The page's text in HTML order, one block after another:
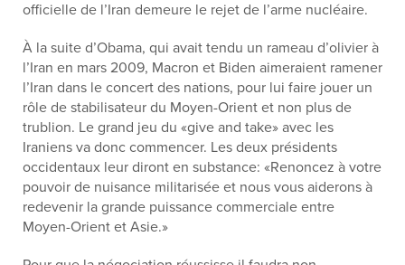
officielle de l’Iran demeure le rejet de l’arme nucléaire.
À la suite d’Obama, qui avait tendu un rameau d’olivier à
l’Iran en mars 2009, Macron et Biden aimeraient ramener
l’Iran dans le concert des nations, pour lui faire jouer un
rôle de stabilisateur du Moyen-Orient et non plus de
trublion. Le grand jeu du «give and take» avec les
Iraniens va donc commencer. Les deux présidents
occidentaux leur diront en substance: «Renoncez à votre
pouvoir de nuisance militarisée et nous vous aiderons à
redevenir la grande puissance commerciale entre
Moyen-Orient et Asie.»